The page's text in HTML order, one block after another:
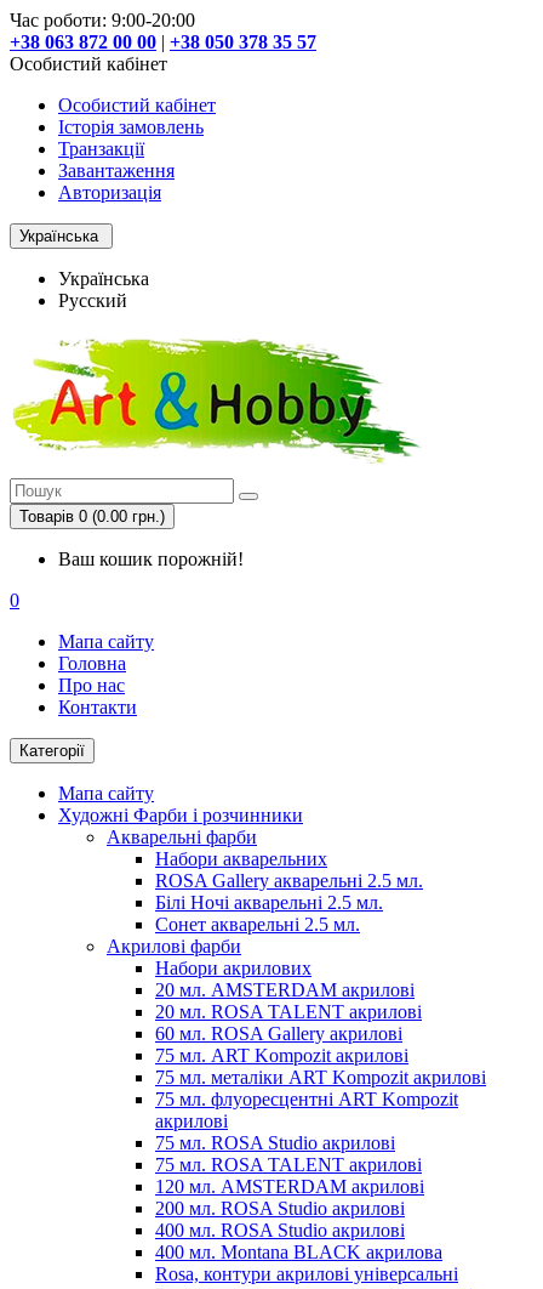
Час роботи: 9:00-20:00
+38 063 872 00 00 | +38 050 378 35 57
Особистий кабінет
Особистий кабінет
Історія замовлень
Транзакції
Завантаження
Авторизація
Українська
Українська
Русский
Товарів 0 (0.00 грн.)
Ваш кошик порожній!
0
Мапа сайту
Головна
Про нас
Контакти
Категорії
Мапа сайту
Художні Фарби і розчинники
Акварельні фарби
Набори акварельних
ROSA Gallery акварельні 2.5 мл.
Білі Ночі акварельні 2.5 мл.
Сонет акварельні 2.5 мл.
Акрилові фарби
Набори акрилових
20 мл. AMSTERDAM акрилові
20 мл. ROSA TALENT акрилові
60 мл. ROSA Gallery акрилові
75 мл. ART Kompozit акрилові
75 мл. металіки ART Kompozit акрилові
75 мл. флуоресцентні ART Kompozit
акрилові
75 мл. ROSA Studio акрилові
75 мл. ROSA TALENT акрилові
120 мл. AMSTERDAM акрилові
200 мл. ROSA Studio акрилові
400 мл. ROSA Studio акрилові
400 мл. Montana BLACK акрилова
Rosa, контури акрилові універсальні